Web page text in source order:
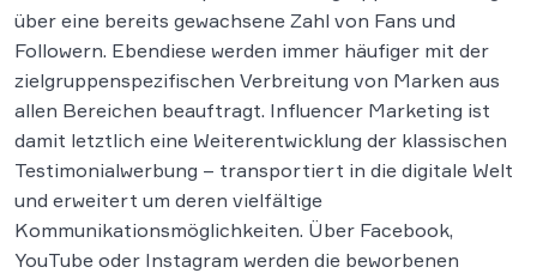
über eine bereits gewachsene Zahl von Fans und
Followern. Ebendiese werden immer häufiger mit der
zielgruppenspezifischen Verbreitung von Marken aus
allen Bereichen beauftragt. Influencer Marketing ist
damit letztlich eine Weiterentwicklung der klassischen
Testimonialwerbung – transportiert in die digitale Welt
und erweitert um deren vielfältige
Kommunikationsmöglichkeiten. Über Facebook,
YouTube oder Instagram werden die beworbenen